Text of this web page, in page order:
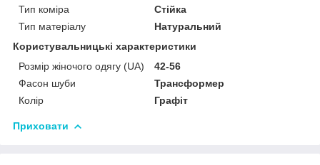
Тип коміра
Стійка
Тип матеріалу
Натуральний
Користувальницькі характеристики
Розмір жіночого одягу (UA)
42-56
Фасон шуби
Трансформер
Колір
Графіт
Приховати